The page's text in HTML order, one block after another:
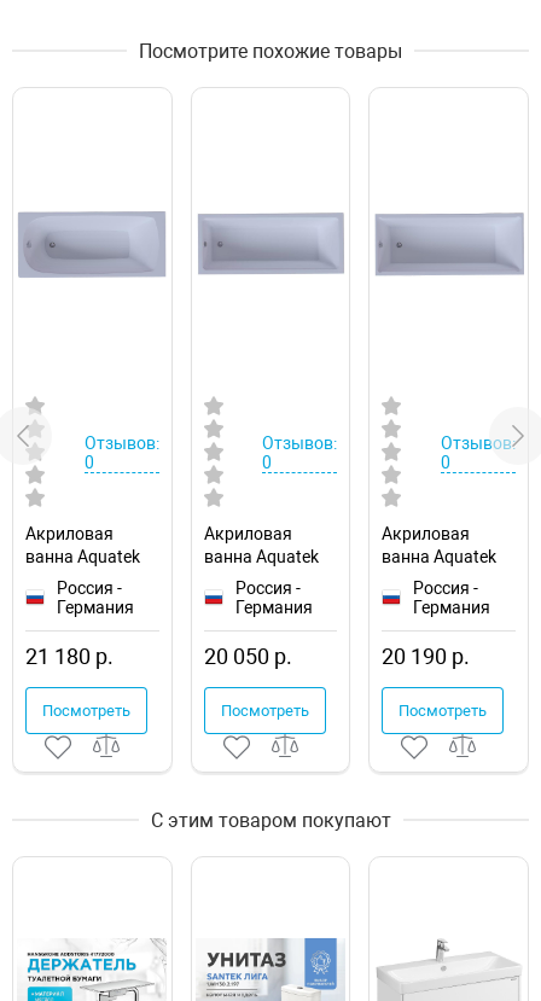
Посмотрите похожие товары
Отзывов:
0
Акриловая
ванна Aquatek
Eco-friendly Ника
170x75 NIK170-
Россия -
Германия
21 180 р.
Посмотреть
Отзывов:
0
Акриловая
ванна Aquatek
Eco-friendly
София 170x70
Россия -
Германия
20 050 р.
Посмотреть
Отзывов:
0
Акриловая
ванна Aquatek
Eco-friendly
Лайма 170х70
Россия -
Германия
20 190 р.
Посмотреть
С этим товаром покупают